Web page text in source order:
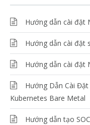
Hướng dẫn cài đặt
Hướng dẫn cài đặt
Hướng dẫn cài đặt
Hướng Dẫn Cài
Kubernetes Bare Metal
Hướng dẫn tạo